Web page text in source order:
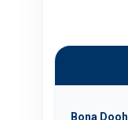
Bona Dooh